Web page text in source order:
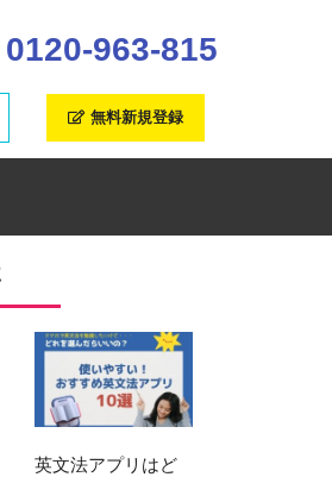
0120-963-815
無料新規登録
英文法アプリはど